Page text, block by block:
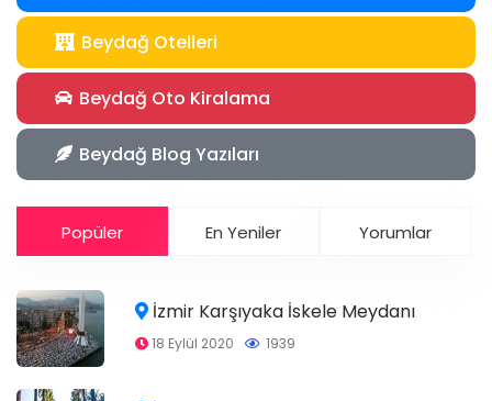
Beydağ Otelleri
Beydağ Oto Kiralama
Beydağ Blog Yazıları
Popüler En Yeniler Yorumlar
İzmir Karşıyaka İskele Meydanı
18 Eylül 2020 1939